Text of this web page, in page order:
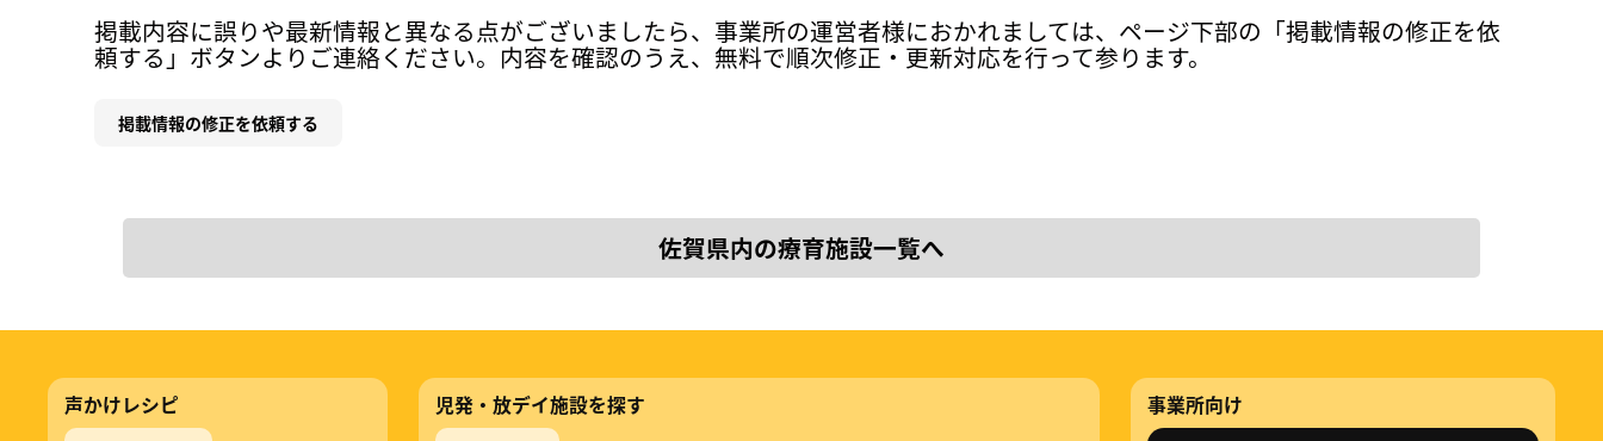
掲載内容に誤りや最新情報と異なる点がございましたら、事業所の運営者様におかれましては、ページ下部の「掲載情報の修正を依
頼する」ボタンよりご連絡ください。内容を確認のうえ、無料で順次修正・更新対応を行って参ります。
掲載情報の修正を依頼する
佐賀県内の療育施設一覧へ
声かけレシピ 児発・放デイ施設を探す 事業所向け